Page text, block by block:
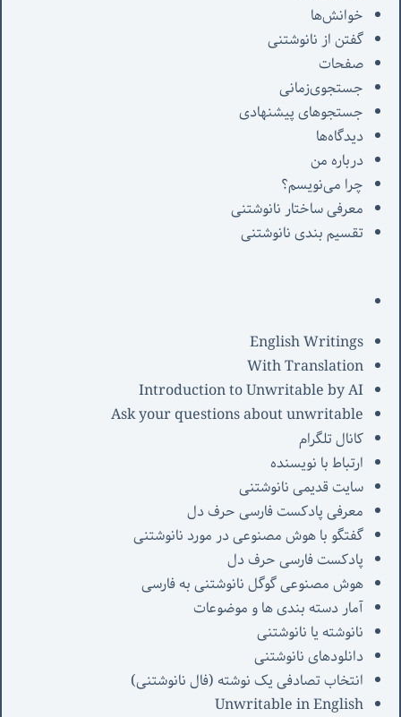
خوانش‌ها
گفتن از نانوشتنی
صفحات
جستجوی‌زمانی
جستجوهای پیشنهادی
دیدگاه‌ها
درباره من
چرا می‌نویسم؟
معرفی‌ ساختار نانوشتنی
تقسیم بندی نانوشتنی
English Writings
With Translation
Introduction to Unwritable by AI
Ask your questions about unwritable
کانال تلگرام
ارتباط با نویسنده
سایت قدیمی نانوشتنی
معرفی پادکست فارسی حرف دل
گفتگو با هوش مصنوعی در مورد نانوشتنی
پادکست فارسی حرف دل
هوش مصنوعی گوگل نانوشتنی به فارسی
آمار دسته بندی ها و موضوعات
نانوشته یا نانوشتنی
دانلودهای نانوشتنی
انتخاب تصادفی یک نوشته (فال نانوشتنی)
Unwritable in English